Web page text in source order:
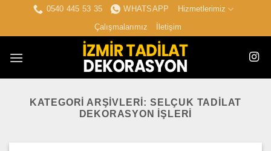
0540 445 53 35 WHATSAPP
Hizmetlerimiz
Çalışmalarımız
İletişim
KATEGORI ARŞIVLERI: SELÇUK TADILAT
DEKORASYON İŞLERI